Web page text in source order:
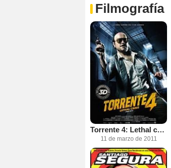
Filmografía
Torrente 4: Lethal crisis
11 de marzo de 2011